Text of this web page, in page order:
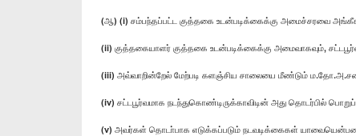
(ஆ) (i) சம்பந்தப்பட்ட குத்தகை உடன்படிக்கைக்கு அமைச்சரவை
(ii) குத்தகையாளர் குத்தகை உடன்படிக்கைக்கு அமைவாகவும்,
(iii) அவ்வாறின்றேல் மேற்படி களஞ்சிய சாலையை மீண்டும்
(iv) சட்டபூர்வமாக நடந்துகொண்டிருக்காவிடின் அது தொடர்பில்
(v) அவர்கள் தொடா்பாக எடுக்கப்படும் நடவடிக்கைகள்